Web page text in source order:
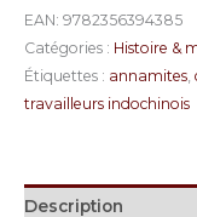
EAN: 9782356394385
Catégories : Histoire &
Étiquettes : annamites,
travailleurs indochinois
Description